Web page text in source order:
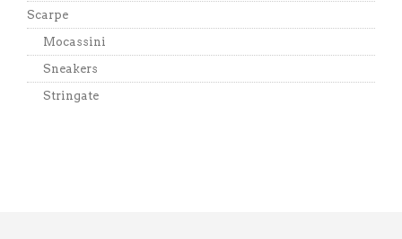
Scarpe
Mocassini
Sneakers
Stringate